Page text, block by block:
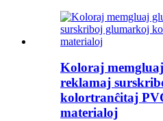
Koloraj
reklamaj
kolortranĉitaj
materialoj